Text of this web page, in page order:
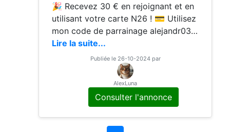
🎉 Recevez 30 € en rejoignant et en
utilisant votre carte N26 ! 💳 Utilisez
mon code de parrainage alejandr037
8 et gagnez 30 €. Il vous suffit d'effe
ctuer un achat de
Lire la suite...
Publiée le 26-10-2024 par
AlexLuna
Consulter l'annonce